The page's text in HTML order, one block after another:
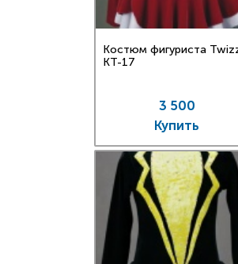
Костюм фигуриста
КT-17
3 500
Купить